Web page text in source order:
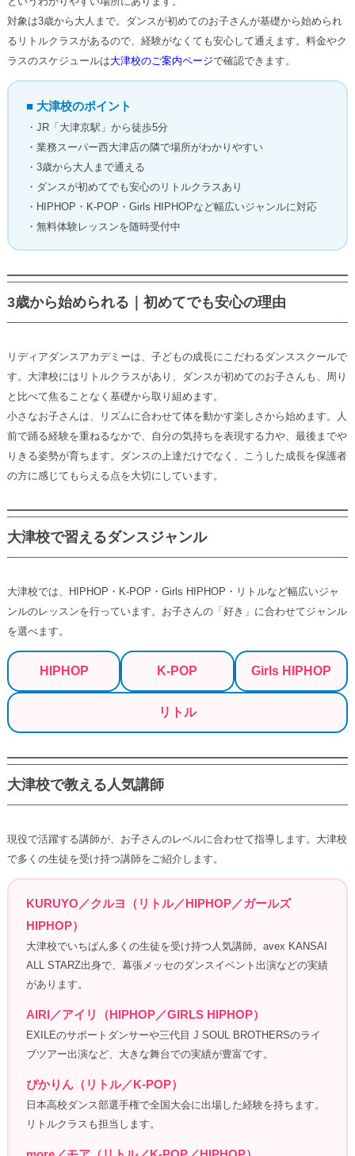
対象は3歳から大人まで。ダンスが初めてのお子さんが基礎から始められ
るリトルクラスがあるので、経験がなくても安心して通えます。料金やク
ラスのスケジュールは大津校のご案内ページで確認できます。
■ 大津校のポイント
・JR「大津京駅」から徒歩5分
・業務スーパー西大津店の隣で場所がわかりやすい
・3歳から大人まで通える
・ダンスが初めてでも安心のリトルクラスあり
・HIPHOP・K-POP・Girls HIPHOPなど幅広いジャンルに対応
・無料体験レッスンを随時受付中
3歳から始められる｜初めてでも安心の理由
リディアダンスアカデミーは、子どもの成長にこだわるダンススクールで
す。大津校にはリトルクラスがあり、ダンスが初めてのお子さんも、周り
と比べて焦ることなく基礎から取り組めます。
小さなお子さんは、リズムに合わせて体を動かす楽しさから始めます。人
前で踊る経験を重ねるなかで、自分の気持ちを表現する力や、最後までや
りきる姿勢が育ちます。ダンスの上達だけでなく、こうした成長を保護者
の方に感じてもらえる点を大切にしています。
大津校で習えるダンスジャンル
大津校では、HIPHOP・K-POP・Girls HIPHOP・リトルなど幅広いジャ
ンルのレッスンを行っています。お子さんの「好き」に合わせてジャンル
を選べます。
HIPHOP K-POP Girls HIPHOP
リトル
大津校で教える人気講師
現役で活躍する講師が、お子さんのレベルに合わせて指導します。大津校
で多くの生徒を受け持つ講師をご紹介します。
KURUYO／クルヨ（リトル／HIPHOP／ガールズ
HIPHOP）
大津校でいちばん多くの生徒を受け持つ人気講師。avex KANSAI
ALL STARZ出身で、幕張メッセのダンスイベント出演などの実績
があります。
AIRI／アイリ（HIPHOP／GIRLS HIPHOP）
EXILEのサポートダンサーや三代目 J SOUL BROTHERSのライ
ブツアー出演など、大きな舞台での実績が豊富です。
ぴかりん（リトル／K-POP）
日本高校ダンス部選手権で全国大会に出場した経験を持ちます。
リトルクラスも担当します。